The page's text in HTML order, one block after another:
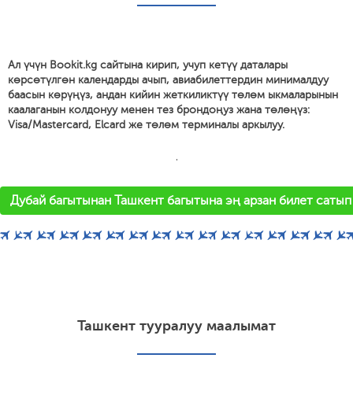
Ал үчүн Bookit.kg сайтына кирип, учуп кетүү даталары
көрсөтүлгөн календарды ачып, авиабилеттердин минималдуу
баасын көрүңүз, андан кийин жеткиликтүү төлөм ыкмаларынын
каалаганын колдонуу менен тез брондоңуз жана төлөңүз:
Visa/Mastercard, Elcard же төлөм терминалы аркылуу.
'
Дубай багытынан Ташкент багытына эң арзан билет
Ташкент тууралуу маалымат